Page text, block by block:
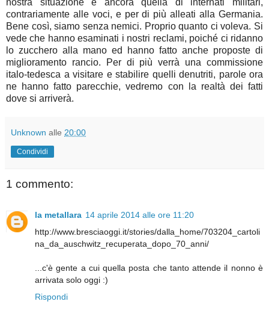
contrariamente alle voci, e per di più alleati alla Germania.
Bene così, siamo senza nemici. Proprio quanto ci voleva. Si
vede che hanno esaminati i nostri reclami, poiché ci ridanno
lo zucchero alla mano ed hanno fatto anche proposte di
miglioramento rancio. Per di più verrà una commissione
italo-tedesca a visitare e stabilire quelli denutriti, parole ora
ne hanno fatto parecchie, vedremo con la realtà dei fatti
dove si arriverà.
Unknown alle 20:00
Condividi
1 commento:
la metallara 14 aprile 2014 alle ore 11:20
http://www.bresciaoggi.it/stories/dalla_home/703204_cartoli
na_da_auschwitz_recuperata_dopo_70_anni/
...c'è gente a cui quella posta che tanto attende il nonno è
arrivata solo oggi :)
Rispondi